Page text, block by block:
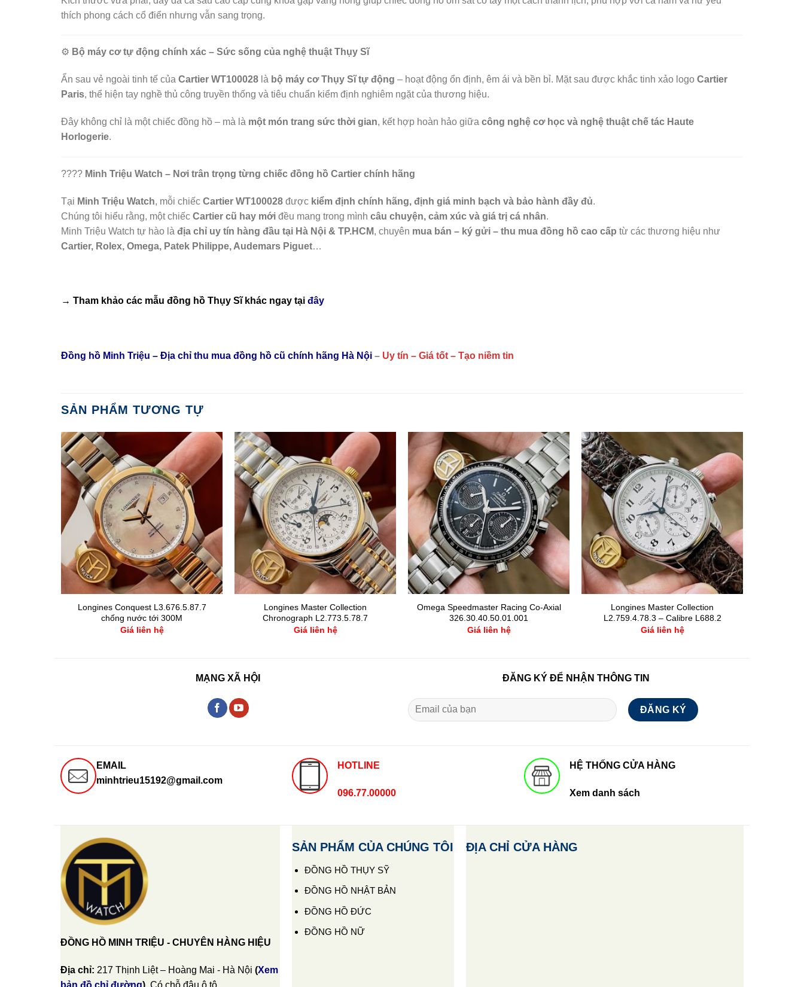
thích phong cách cổ điển nhưng vẫn sang trọng.
⚙️ Bộ máy cơ tự động chính xác – Sức sống của nghệ thuật Thụy Sĩ
Ẩn sau vẻ ngoài tinh tế của Cartier WT100028 là bộ máy cơ Thụy Sĩ tự động – hoạt động ổn định, êm ái và bền bỉ. Mặt sau được khắc tinh xảo logo Cartier
Paris, thể hiện tay nghề thủ công truyền thống và tiêu chuẩn kiểm định nghiêm ngặt của thương hiệu.
Đây không chỉ là một chiếc đồng hồ – mà là một món trang sức thời gian, kết hợp hoàn hảo giữa công nghệ cơ học và nghệ thuật chế tác Haute
Horlogerie.
???? Minh Triệu Watch – Nơi trân trọng từng chiếc đồng hồ Cartier chính hãng
Tại Minh Triệu Watch, mỗi chiếc Cartier WT100028 được kiểm định chính hãng, định giá minh bạch và bảo hành đầy đủ.
Chúng tôi hiểu rằng, một chiếc Cartier cũ hay mới đều mang trong mình câu chuyện, cảm xúc và giá trị cá nhân.
Minh Triệu Watch tự hào là địa chỉ uy tín hàng đầu tại Hà Nội & TP.HCM, chuyên mua bán – ký gửi – thu mua đồng hồ cao cấp từ các thương hiệu như
Cartier, Rolex, Omega, Patek Philippe, Audemars Piguet…
→ Tham khảo các mẫu đồng hồ Thụy Sĩkhác ngay tại đây
Đồng hồ Minh Triệu – Địa chỉ thu mua đồng hồ cũ chính hãng Hà Nội – Uy tín – Giá tốt – Tạo niềm tin
SẢN PHẨM TƯƠNG TỰ
Longines Conquest L3.676.5.87.7
chống nước tới 300M
Giá liên hệ
Longines Master Collection
Chronograph L2.773.5.78.7
Giá liên hệ
Omega Speedmaster Racing Co-Axial
326.30.40.50.01.001
Giá liên hệ
Longines Master Collection
L2.759.4.78.3 – Calibre L688.2
Giá liên hệ
MẠNG XÃ HỘI ĐĂNG KÝ ĐỂ NHẬN THÔNG TIN
EMAIL
minhtrieu15192@gmail.com
HOTLINE
096.77.00000
HỆ THỐNG CỬA HÀNG
Xem danh sách
ĐỒNG HỒ MINH TRIỆU - CHUYÊN HÀNG HIỆU
Địa chỉ: 217 Thịnh Liệt – Hoàng Mai - Hà Nội (Xem
bản đồ chỉ đường). Có chỗ đậu ô tô.
SẢN PHẨM CỦA CHÚNG TÔI
ĐỒNG HỒ THỤY SỸ
ĐỒNG HỒ NHẬT BẢN
ĐỒNG HỒ ĐỨC
ĐỒNG HỒ NỮ
ĐỊA CHỈ CỬA HÀNG